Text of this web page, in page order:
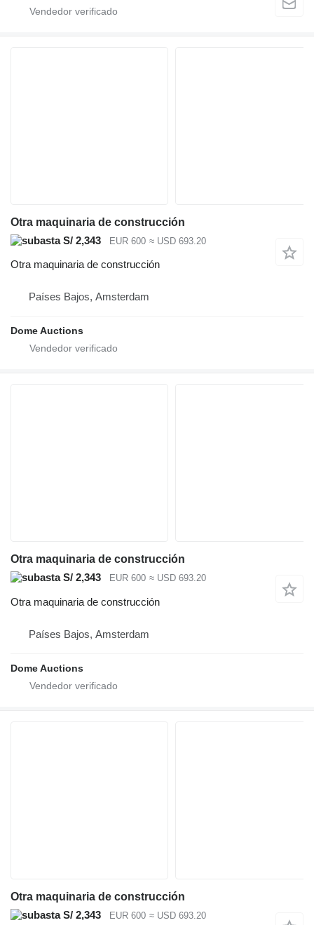
Otra maquinaria de construcción
S/ 2,343
EUR 600 ≈ USD 693.20
Otra maquinaria de construcción
Países Bajos, Amsterdam
Dome Auctions
Otra maquinaria de construcción
S/ 2,343
EUR 600 ≈ USD 693.20
Otra maquinaria de construcción
Países Bajos, Amsterdam
Dome Auctions
Otra maquinaria de construcción
S/ 2,343
EUR 600 ≈ USD 693.20